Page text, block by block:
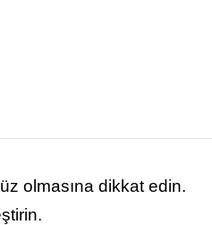
olmasına dikkat edin.